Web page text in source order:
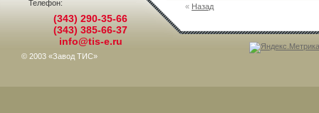
© 2003 «Завод ТИС»
Телефон:
(343) 290-35-66
(343) 385-66-37
info@tis-e.ru
« Назад